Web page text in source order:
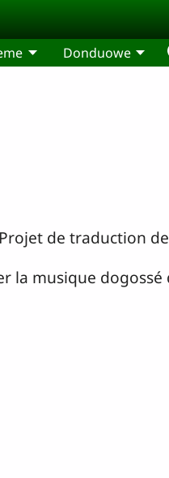
Donduowe
de traduction
la musique dogossé